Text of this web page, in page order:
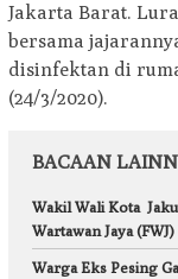
Jakarta Barat.
bersama
disinfektan di
(24/3/2020).
BACAAN
Wakil Wali Kota
Wartawan Jaya
Warga Eks Pesing